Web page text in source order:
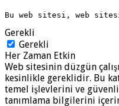
Bu web sitesi, web
Gerekli
Gerekli
Her Zaman Etkin
Web sitesinin düzgün
kesinlikle gereklidir. Bu
temel işlevlerini ve
tanımlama bilgilerini